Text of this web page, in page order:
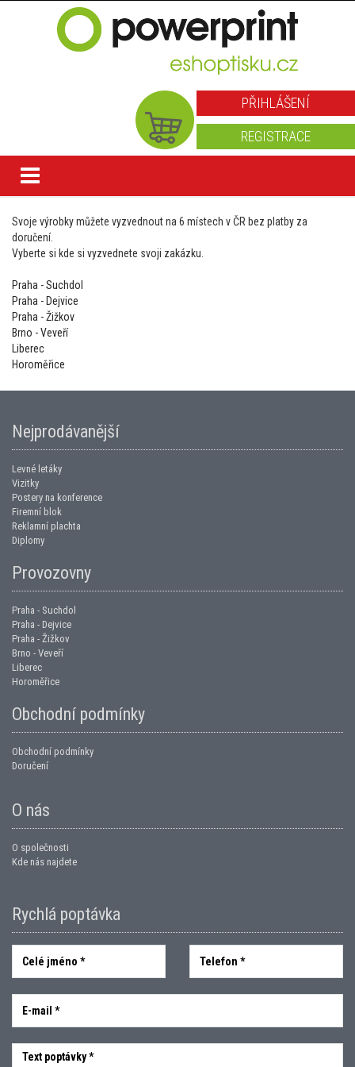
PŘIHLÁŠENÍ
REGISTRACE
Svoje výrobky můžete vyzvednout na 6 místech v ČR bez platby za
doručení.
Vyberte si kde si vyzvednete svoji zakázku.
Praha - Suchdol
Praha - Dejvice
Praha - Žižkov
Brno - Veveří
Liberec
Horoměřice
Nejprodávanější
Levné letáky
Vizitky
Postery na konference
Firemní blok
Reklamní plachta
Diplomy
Provozovny
Praha - Suchdol
Praha - Dejvice
Praha - Žižkov
Brno - Veveří
Liberec
Horoměřice
Obchodní podmínky
Obchodní podmínky
Doručení
O nás
O společnosti
Kde nás najdete
Rychlá poptávka